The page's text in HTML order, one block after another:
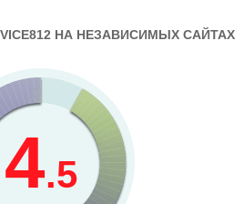
НА НЕЗАВИСИМЫХ САЙТАХ
4.5